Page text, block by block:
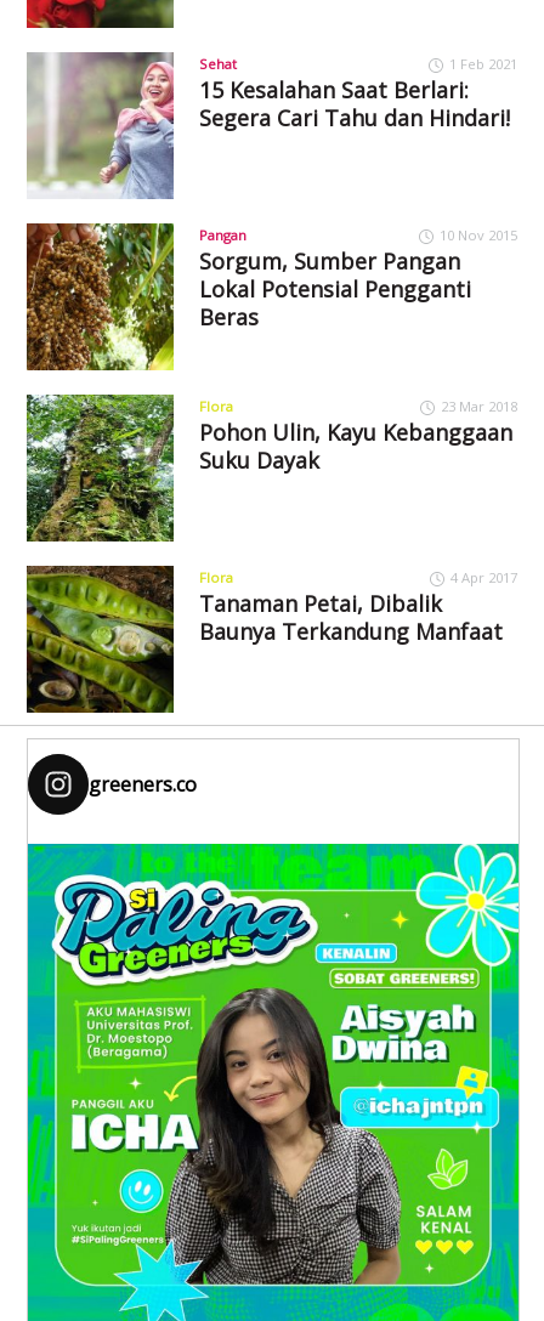
Sehat 1 Feb 2021
15 Kesalahan Saat Berlari:
Segera Cari Tahu dan Hindari!
Pangan 10 Nov 2015
Sorgum, Sumber Pangan
Lokal Potensial Pengganti
Beras
Flora 23 Mar 2018
Pohon Ulin, Kayu Kebanggaan
Suku Dayak
Flora 4 Apr 2017
Tanaman Petai, Dibalik
Baunya Terkandung Manfaat
greeners.co